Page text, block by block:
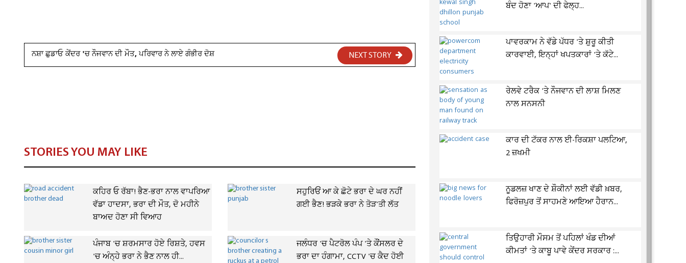
ਨਸ਼ਾ ਛੁਡਾਓ ਕੇਂਦਰ 'ਚ ਨੌਜਵਾਨ ਦੀ ਮੌਤ, ਪਰਿਵਾਰ ਨੇ ਲਾਏ ਗੰਭੀਰ ਦੋਸ਼ NEXT STORY
STORIES YOU MAY LIKE
ਕਹਿਰ ਓ ਰੱਬਾ! ਭੈਣ-ਭਰਾ ਨਾਲ ਵਾਪਰਿਆ
ਵੱਡਾ ਹਾਦਸਾ, ਭਰਾ ਦੀ ਮੌਤ, ਦੋ ਮਹੀਨੇ
ਬਾਅਦ ਹੋਣਾ ਸੀ ਵਿਆਹ
ਸਹੁਰਿਓਂ ਆ ਕੇ ਛੋਟੇ ਭਰਾ ਦੇ ਘਰ ਨਹੀਂ
ਗਈ ਭੈਣ! ਭੜਕੇ ਭਰਾ ਨੇ ਤੋੜ'ਤੀ ਲੱਤ
ਪੰਜਾਬ 'ਚ ਸ਼ਰਮਸਾਰ ਹੋਏ ਰਿਸ਼ਤੇ, ਹਵਸ
'ਚ ਅੰਨ੍ਹੇ ਭਰਾ ਨੇ ਭੈਣ ਨਾਲ ਹੀ...
ਜਲੰਧਰ 'ਚ ਪੈਟਰੋਲ ਪੰਪ 'ਤੇ ਕੌਂਸਲਰ ਦੇ
ਭਰਾ ਦਾ ਹੰਗਾਮਾ, CCTV 'ਚ ਕੈਦ ਹੋਈ
ਬੰਦ ਹੋਣਾ 'ਆਪ' ਦੀ ਫੇਲ੍ਹ...
ਪਾਵਰਕਾਮ ਨੇ ਵੱਡੇ ਪੱਧਰ 'ਤੇ ਸ਼ੁਰੂ ਕੀਤੀ
ਕਾਰਵਾਈ, ਇਨ੍ਹਾਂ ਖਪਤਕਾਰਾਂ 'ਤੇ ਕੱਟੇ...
ਰੇਲਵੇ ਟਰੈਕ 'ਤੇ ਨੌਜਵਾਨ ਦੀ ਲਾਸ਼ ਮਿਲਣ
ਨਾਲ ਸਨਸਨੀ
ਕਾਰ ਦੀ ਟੱਕਰ ਨਾਲ ਈ-ਰਿਕਸ਼ਾ ਪਲਟਿਆ,
2 ਜ਼ਖਮੀ
ਨੂਡਲਜ਼ ਖਾਣ ਦੇ ਸ਼ੌਕੀਨਾਂ ਲਈ ਵੱਡੀ ਖ਼ਬਰ,
ਫਿਰੋਜ਼ਪੁਰ ਤੋਂ ਸਾਹਮਣੇ ਆਇਆ ਹੈਰਾਨ...
ਤਿਉਹਾਰੀ ਮੌਸਮ ਤੋਂ ਪਹਿਲਾਂ ਖੰਡ ਦੀਆਂ
ਕੀਮਤਾਂ 'ਤੇ ਕਾਬੂ ਪਾਵੇ ਕੇਂਦਰ ਸਰਕਾਰ :...